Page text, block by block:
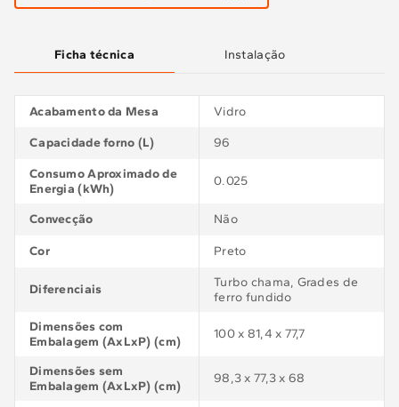
Ficha técnica Instalação
Acabamento da Mesa Vidro
Capacidade forno (L) 96
Consumo Aproximado de
Energia (kWh)
0.025
Convecção Não
Cor Preto
Diferenciais
Turbo chama, Grades de
ferro fundido
Dimensões com
Embalagem (AxLxP) (cm)
100 x 81,4 x 77,7
Dimensões sem
Embalagem (AxLxP) (cm)
98,3 x 77,3 x 68